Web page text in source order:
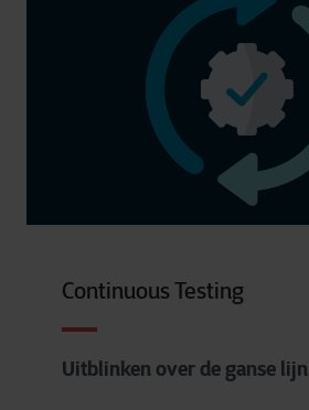
Continuous Testing
Uitblinken over de ganse lijn